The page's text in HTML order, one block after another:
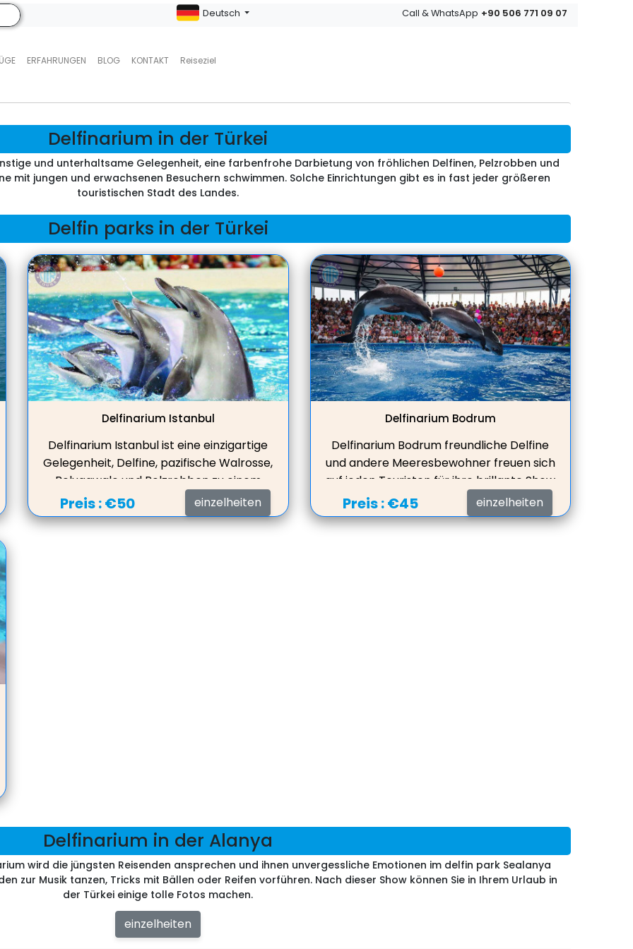
ERFAHRUNGEN BLOG KONTAKT Reiseziel
Deutsch Call & WhatsApp +90 506 771 09 07
Delfinarium in der Türkei
und unterhaltsame Gelegenheit, eine farbenfrohe Darbietung von fröhlichen Delfinen, Pelzrobben und
mit jungen und erwachsenen Besuchern schwimmen. Solche Einrichtungen gibt es in fast jeder größeren
touristischen Stadt des Landes.
Delfin parks in der Türkei
Delfinarium Istanbul
Delfinarium Istanbul ist eine einzigartige
Gelegenheit, Delfine, pazifische Walrosse,
Belugawale und Pelzrobben zu einem
sehr günstigen Preis mit Hilfe einer Show
im Delfinpark aus nächster Nähe zu
Preis :€50 einzelheiten
Delfinarium Bodrum
Delfinarium Bodrum freundliche Delfine
und andere Meeresbewohner freuen sich
auf jeden Touristen für ihre brillante Show
im Delfinpark, um die Herzen jedes
Gastes zu erobern.
Preis :€45 einzelheiten
Delfinarium in der Alanya
wird die jüngsten Reisenden ansprechen und ihnen unvergessliche Emotionen im delfin park Sealanya
zur Musik tanzen, Tricks mit Bällen oder Reifen vorführen. Nach dieser Show können Sie in Ihrem Urlaub in
der Türkei einige tolle Fotos machen.
einzelheiten